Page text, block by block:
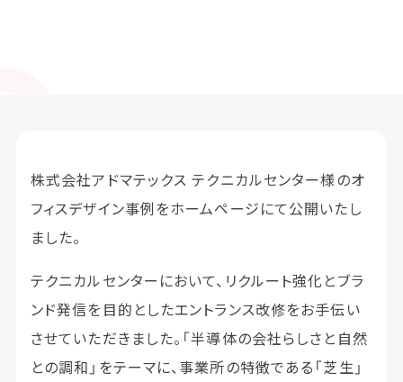
株式会社アドマテックス テクニカルセンター様のオ
フィスデザイン事例をホームページにて公開いたし
ました。
テクニカルセンターにおいて、リクルート強化とブラ
ンド発信を目的としたエントランス改修をお手伝い
させていただきました。「半導体の会社らしさと自然
との調和」をテーマに、事業所の特徴である「芝生」